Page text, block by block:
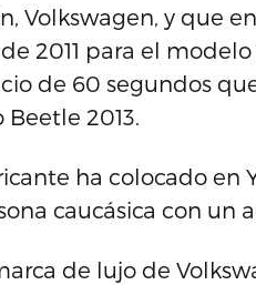
Volkswagen, y que
2011 para el
de 60 segundos
2013.
ha colocado en
caucásica con
de lujo de